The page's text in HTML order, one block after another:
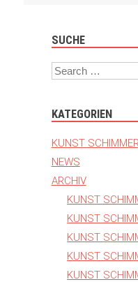
SUCHE
Search
KATEGORIEN
KUNST
NEWS
ARCHIV
KUNST
KUNST
KUNST
KUNST
KUNST